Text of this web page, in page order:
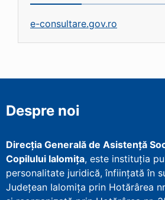
e-consultare.gov.ro
Despre noi
Direcţia Generală de Asistenţă
Copilului Ialomița, este instituţia
personalitate juridică, înfiinţată în
Județean Ialomița prin Hotărârea